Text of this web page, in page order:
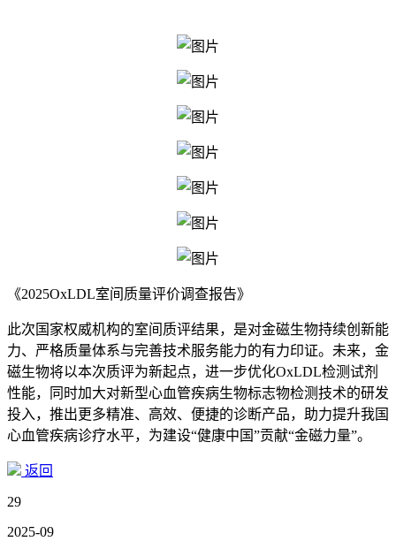
《2025OxLDL室间质量评价调查报告》
此次国家权威机构的室间质评结果，是对金磁生物持续创新能
力、严格质量体系与完善技术服务能力的有力印证。未来，金
磁生物将以本次质评为新起点，进一步优化OxLDL检测试剂
性能，同时加大对新型心血管疾病生物标志物检测技术的研发
投入，推出更多精准、高效、便捷的诊断产品，助力提升我国
心血管疾病诊疗水平，为建设“健康中国”贡献“金磁力量”。
返回
29
2025-09